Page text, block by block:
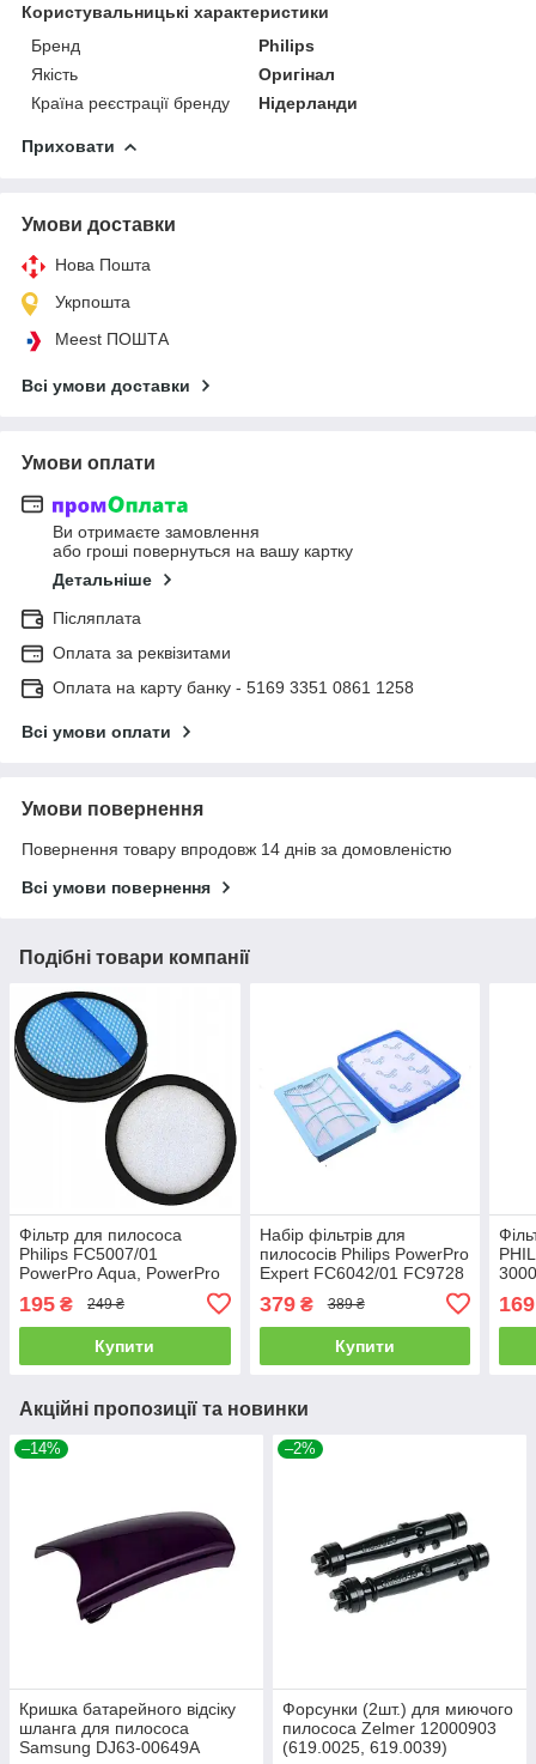
Користувальницькі характеристики
Бренд
Philips
Якість
Оригінал
Країна реєстрації бренду
Нідерланди
Приховати
Умови доставки
Нова Пошта
Укрпошта
Meest ПОШТА
Всі умови доставки
Умови оплати
Ви отримаєте замовлення
або гроші повернуться на вашу картку
Детальніше
Післяплата
Оплата за реквізитами
Оплата на карту банку - 5169 3351 0861 1258
Всі умови оплати
Умови повернення
Повернення товару впродовж 14 днів за домовленістю
Всі умови повернення
Подібні товари компанії
Фільтр для пилососа
Philips FC5007/01
PowerPro Aqua, PowerPro
195 ₴ 249 ₴
Купити
Набір фільтрів для
пилососів Philips PowerPro
Expert FC6042/01 FC9728
FC9732 FC9733 FC9734
FC9735
379₴ 389 ₴
Купити
Max
169
Акційні пропозиції та новинки
–14%
Кришка батарейного відсіку
шланга для пилососа
Samsung DJ63-00649A
–2%
Форсунки (2шт.) для миючого
пилососа Zelmer 12000903
(619.0025, 619.0039)